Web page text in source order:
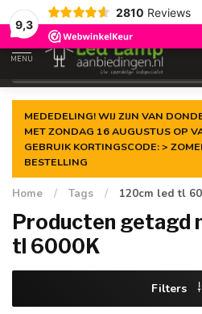
9,3
2810 Reviews
Gegarandeerde delaagste prijs
MENU
MEDEDELING! WIJ ZIJN VAN
MET ZONDAG 16 AUGUSTUS OP
GEBRUIK KORTINGSCODE: >
BESTELLING
Home / Tags / 120cm led tl
Producten getagd
tl 6000K
Filters